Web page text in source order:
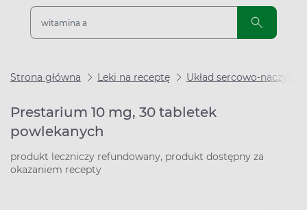
Strona główna Leki na receptę Układ sercowo-
Prestarium 10 mg, 30 tabletek
powlekanych
produkt leczniczy refundowany, produkt dostępny za
okazaniem recepty